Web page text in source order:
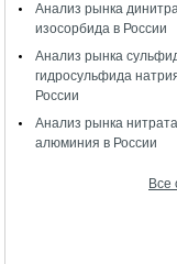
Анализ рынка
изосорбида в России
Анализ рынка
гидросульфида
России
Анализ рынка нитрата
алюминия в России
Все